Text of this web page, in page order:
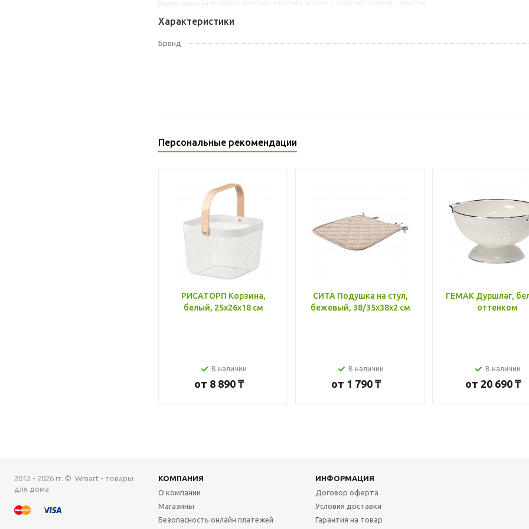
Характеристики
Бренд
Персональные рекомендации
РИСАТОРП Корзина,
белый, 25x26x18 см
В наличии
от 8 890 ₸
СИТА Подушка на стул,
бежевый, 38/35x38x2 см
В наличии
от 1 790 ₸
ГЕМАК Дуршлаг,
оттенком
В наличии
от 20 690 ₸
2012 - 2026 гг. © Wmart - товары
для дома
КОМПАНИЯ
ИНФОРМАЦИЯ
О компании
Магазины
Безопасность онлайн платежей
Договор оферта
Условия доставки
Гарантия на товар